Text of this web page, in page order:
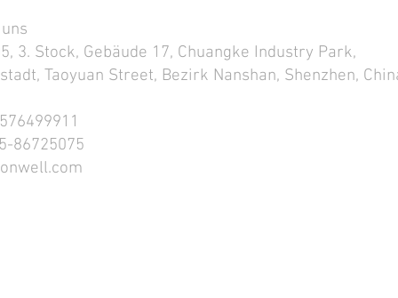
3. Stock, Gebäude 17, Chuangke Industry Park,
Taoyuan Street, Bezirk Nanshan, Shenzhen,
86725075